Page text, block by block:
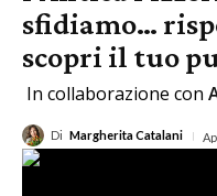
sfidiamo…
scopri il tuo
In collaborazione con
Di Margherita Catalani